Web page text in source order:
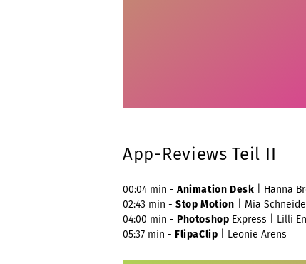
App-Reviews Teil II
00:04 min - Animation Desk | Hanna
02:43 min - Stop Motion | Mia
04:00 min - Photoshop Express | Lilli
05:37 min - FlipaClip | Leonie Arens